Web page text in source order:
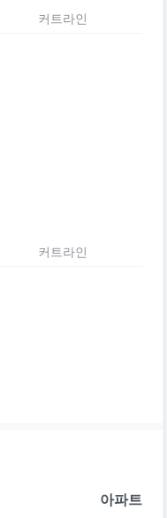
커트라인
커트라인
아파트